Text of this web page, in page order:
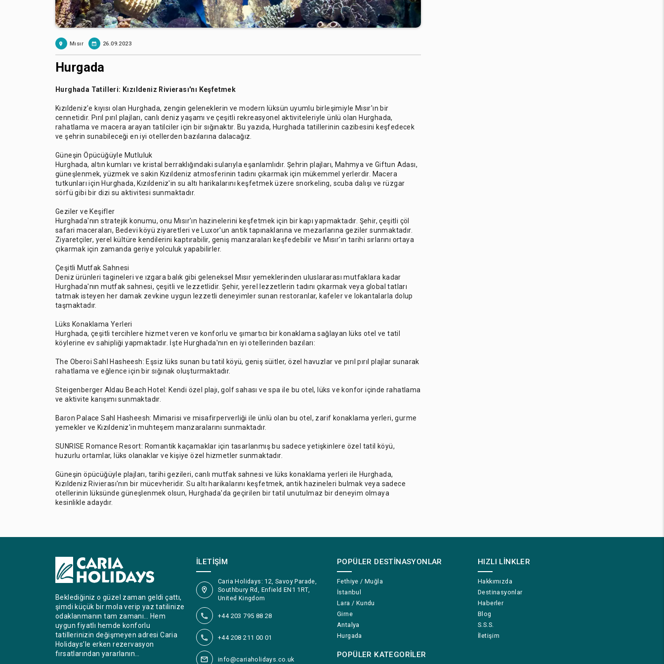
Mısır 26.09.2023
Hurgada
Hurghada Tatilleri: Kızıldeniz Rivierası'nı Keşfetmek
Kızıldeniz'e kıyısı olan Hurghada, zengin geleneklerin ve modern lüksün uyumlu birleşimiyle Mısır'ın bir
cennetidir. Pırıl pırıl plajları, canlı deniz yaşamı ve çeşitli rekreasyonel aktiviteleriyle ünlü olan Hurghada,
rahatlama ve macera arayan tatilciler için bir sığınaktır. Bu yazıda, Hurghada tatillerinin cazibesini keşfedecek
ve şehrin sunabileceği en iyi otellerden bazılarına dalacağız.
Güneşin Öpücüğüyle Mutluluk
Hurghada, altın kumları ve kristal berraklığındaki sularıyla eşanlamlıdır. Şehrin plajları, Mahmya ve Giftun Adası,
güneşlenmek, yüzmek ve sakin Kızıldeniz atmosferinin tadını çıkarmak için mükemmel yerlerdir. Macera
tutkunları için Hurghada, Kızıldeniz'in su altı harikalarını keşfetmek üzere snorkeling, scuba dalışı ve rüzgar
sörfü gibi bir dizi su aktivitesi sunmaktadır.
Geziler ve Keşifler
Hurghada'nın stratejik konumu, onu Mısır'ın hazinelerini keşfetmek için bir kapı yapmaktadır. Şehir, çeşitli çöl
safari maceraları, Bedevi köyü ziyaretleri ve Luxor'un antik tapınaklarına ve mezarlarına geziler sunmaktadır.
Ziyaretçiler, yerel kültüre kendilerini kaptırabilir, geniş manzaraları keşfedebilir ve Mısır'ın tarihi sırlarını ortaya
çıkarmak için zamanda geriye yolculuk yapabilirler.
Çeşitli Mutfak Sahnesi
Deniz ürünleri tagineleri ve ızgara balık gibi geleneksel Mısır yemeklerinden uluslararası mutfaklara kadar
Hurghada'nın mutfak sahnesi, çeşitli ve lezzetlidir. Şehir, yerel lezzetlerin tadını çıkarmak veya global tatları
tatmak isteyen her damak zevkine uygun lezzetli deneyimler sunan restoranlar, kafeler ve lokantalarla dolup
taşmaktadır.
Lüks Konaklama Yerleri
Hurghada, çeşitli tercihlere hizmet veren ve konforlu ve şımartıcı bir konaklama sağlayan lüks otel ve tatil
köylerine ev sahipliği yapmaktadır. İşte Hurghada'nın en iyi otellerinden bazıları:
The Oberoi Sahl Hasheesh: Eşsiz lüks sunan bu tatil köyü, geniş süitler, özel havuzlar ve pırıl pırıl plajlar sunarak
rahatlama ve eğlence için bir sığınak oluşturmaktadır.
Steigenberger Aldau Beach Hotel: Kendi özel plajı, golf sahası ve spa ile bu otel, lüks ve konfor içinde rahatlama
ve aktivite karışımı sunmaktadır.
Baron Palace Sahl Hasheesh: Mimarisi ve misafirperverliği ile ünlü olan bu otel, zarif konaklama yerleri, gurme
yemekler ve Kızıldeniz'in muhteşem manzaralarını sunmaktadır.
SUNRISE Romance Resort: Romantik kaçamaklar için tasarlanmış bu sadece yetişkinlere özel tatil köyü,
huzurlu ortamlar, lüks olanaklar ve kişiye özel hizmetler sunmaktadır.
Güneşin öpücüğüyle plajları, tarihi gezileri, canlı mutfak sahnesi ve lüks konaklama yerleri ile Hurghada,
Kızıldeniz Rivierası'nın bir mücevheridir. Su altı harikalarını keşfetmek, antik hazineleri bulmak veya sadece
otellerinin lüksünde güneşlenmek olsun, Hurghada'da geçirilen bir tatil unutulmaz bir deneyim olmaya
kesinlikle adaydır.
Beklediğiniz o güzel zaman geldi çattı,
şimdi küçük bir mola verip yaz tatilinize
odaklanmanın tam zamanı… Hem
uygun fiyatlı hemde konforlu
tatillerinizin değişmeyen adresi Caria
Holidays’le erken rezervasyon
fırsatlarından yararlanın…
İLETIŞIM
Caria Holidays: 12, Savoy Parade,
Southbury Rd, Enfield EN1 1RT,
United Kingdom
+44 203 795 88 28
+44 208 211 00 01
info@cariaholidays.co.uk
POPÜLER DESTINASYONLAR
Fethiye / Muğla
İstanbul
Lara / Kundu
Girne
Antalya
Hurgada
POPÜLER KATEGORILER
HIZLI LINKLER
Hakkımızda
Destinasyonlar
Haberler
Blog
S.S.S.
İletişim